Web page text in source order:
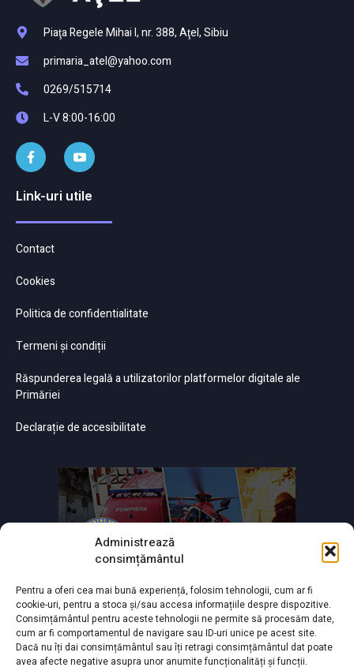
Administrează
consimțământul
Pentru a oferi cea mai bună experiență, folosim tehnologii, cum ar fi
cookie-uri, pentru a stoca și/sau accesa informațiile despre dispozitive.
Consimțământul pentru aceste tehnologii ne permite să procesăm date,
cum ar fi comportamentul de navigare sau ID-uri unice pe acest site.
Dacă nu îți dai consimțământul sau îți retragi consimțământul dat poate
avea afecte negative asupra unor anumite funcționalități și funcții.
Piaţa Regele Mihai I, nr. 388, Aţel, Sibiu
primaria_atel@yahoo.com
0269/515714
L-V 8:00-16:00
Link-uri utile
Contact
Cookies
Politica de confidentialitate
Termeni și condiții
Răspunderea legală a utilizatorilor platformelor digitale ale
Primăriei
Declarație de accesibilitate